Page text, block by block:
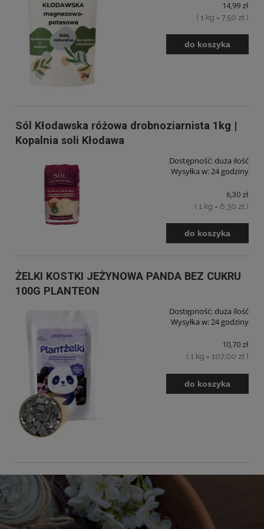
14,99 zł
( 1 kg = 7,50 zł )
do koszyka
Sól Kłodawska różowa drobnoziarnista 1kg |
Kopalnia soli Kłodawa
Dostępność:duża ilość
Wysyłka w:24 godziny
6,30 zł
( 1 kg = 6,30 zł )
do koszyka
ŻELKI KOSTKI JEŻYNOWA PANDA BEZ CUKRU
100G PLANTEON
Dostępność:duża ilość
Wysyłka w:24 godziny
10,70 zł
( 1 kg = 107,00 zł )
do koszyka